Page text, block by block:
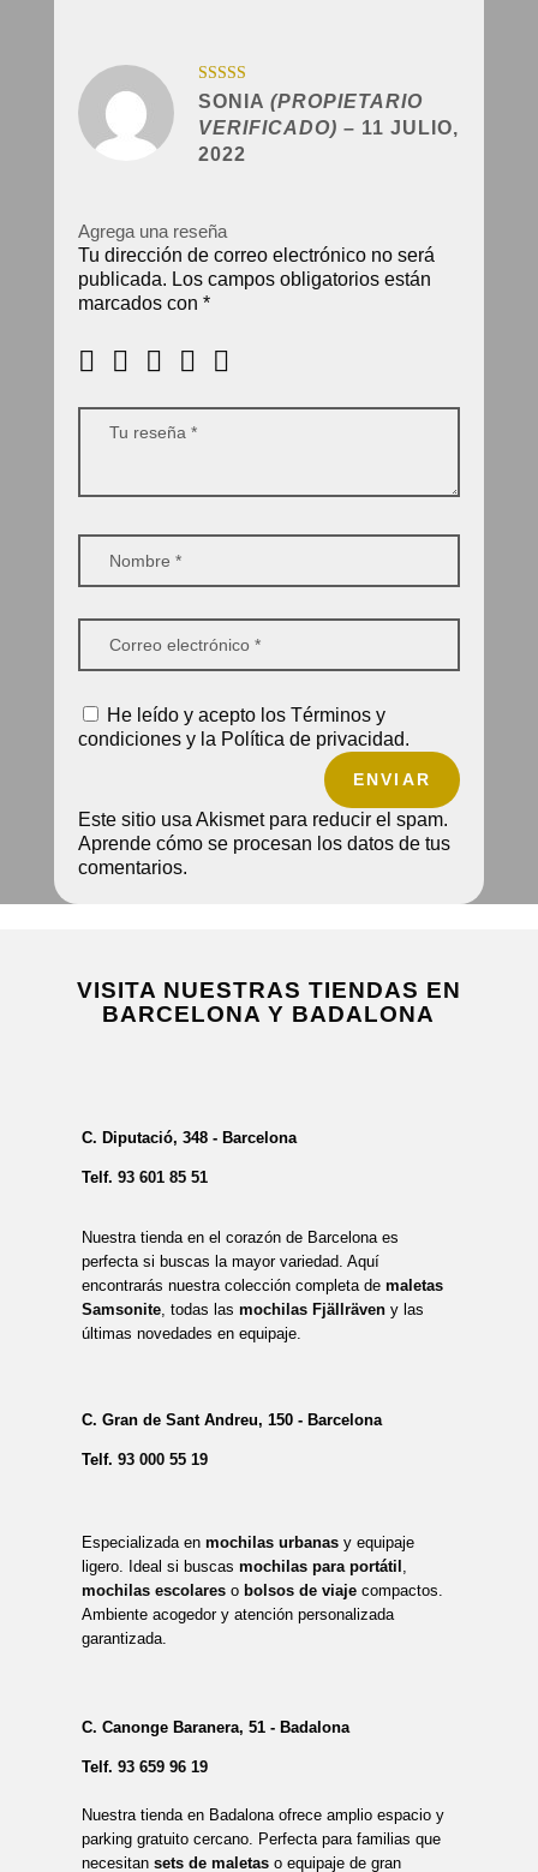
Valorado con
SONIA (PROPIETARIO
VERIFICADO) – 11 JULIO,
2022
Agrega una reseña
Tu dirección de correo electrónico no será
publicada. Los campos obligatorios están
marcados con *
He leído y acepto los Términos y
condiciones y la Política de privacidad.
ENVIAR
Este sitio usa Akismet para reducir el spam.
Aprende cómo se procesan los datos de tus
comentarios.
VISITA NUESTRAS TIENDAS EN
BARCELONA Y BADALONA
C. Diputació, 348 - Barcelona
Telf. 93 601 85 51
Nuestra tienda en el corazón de Barcelona es
perfecta si buscas la mayor variedad. Aquí
encontrarás nuestra colección completa de maletas
Samsonite, todas las mochilas Fjällräveny las
últimas novedades en equipaje.
C. Gran de Sant Andreu, 150 - Barcelona
Telf. 93 000 55 19
Especializada en mochilas urbanasy equipaje
ligero. Ideal si buscas mochilas para portátil
mochilas escolareso bolsos de viajecompactos.
Ambiente acogedor y atención personalizada
garantizada.
C. Canonge Baranera, 51 - Badalona
Telf. 93 659 96 19
Nuestra tienda en Badalona ofrece amplio espacio y
parking gratuito cercano. Perfecta para familias que
necesitan sets de maletaso equipaje de gran